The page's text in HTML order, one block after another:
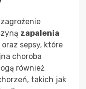
zapalenia
oraz sepsy, które
choroba
również
takich jak